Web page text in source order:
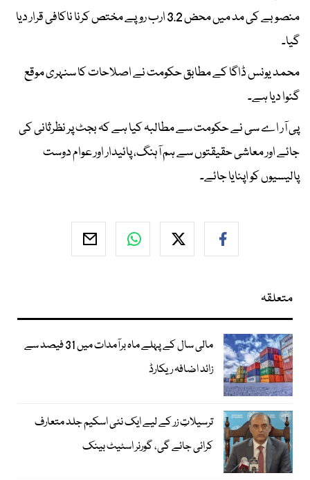
منصوبے کی مد میں محض 3.2 ارب روپے مختص کرنا ناکافی قرار دیا
گیا۔
محمد یونس ڈاگا کے مطابق حکومت نے اصلاحات کا سنہری موقع
گنوا دیا ہے۔
پی آر اے سی نے حکومت سے مطالبہ کیا ہے کہ بجٹ پر نظرثانی کی
جائے اور معاشی حقیقتوں سے ہم آہنگ، پائیدار اور عوام دوست
پالیسیوں کو اپنایا جائے۔
متعلقہ
مالی سال کے پہلے ماہ برآمدات میں 31 فیصد سے
زائد اضافہ ریکارڈ
ترسیلاتِ زر کے لیے ایک نئی اسکیم جلد متعارف
کرائی جائے گی، گورنر اسٹیٹ بینک